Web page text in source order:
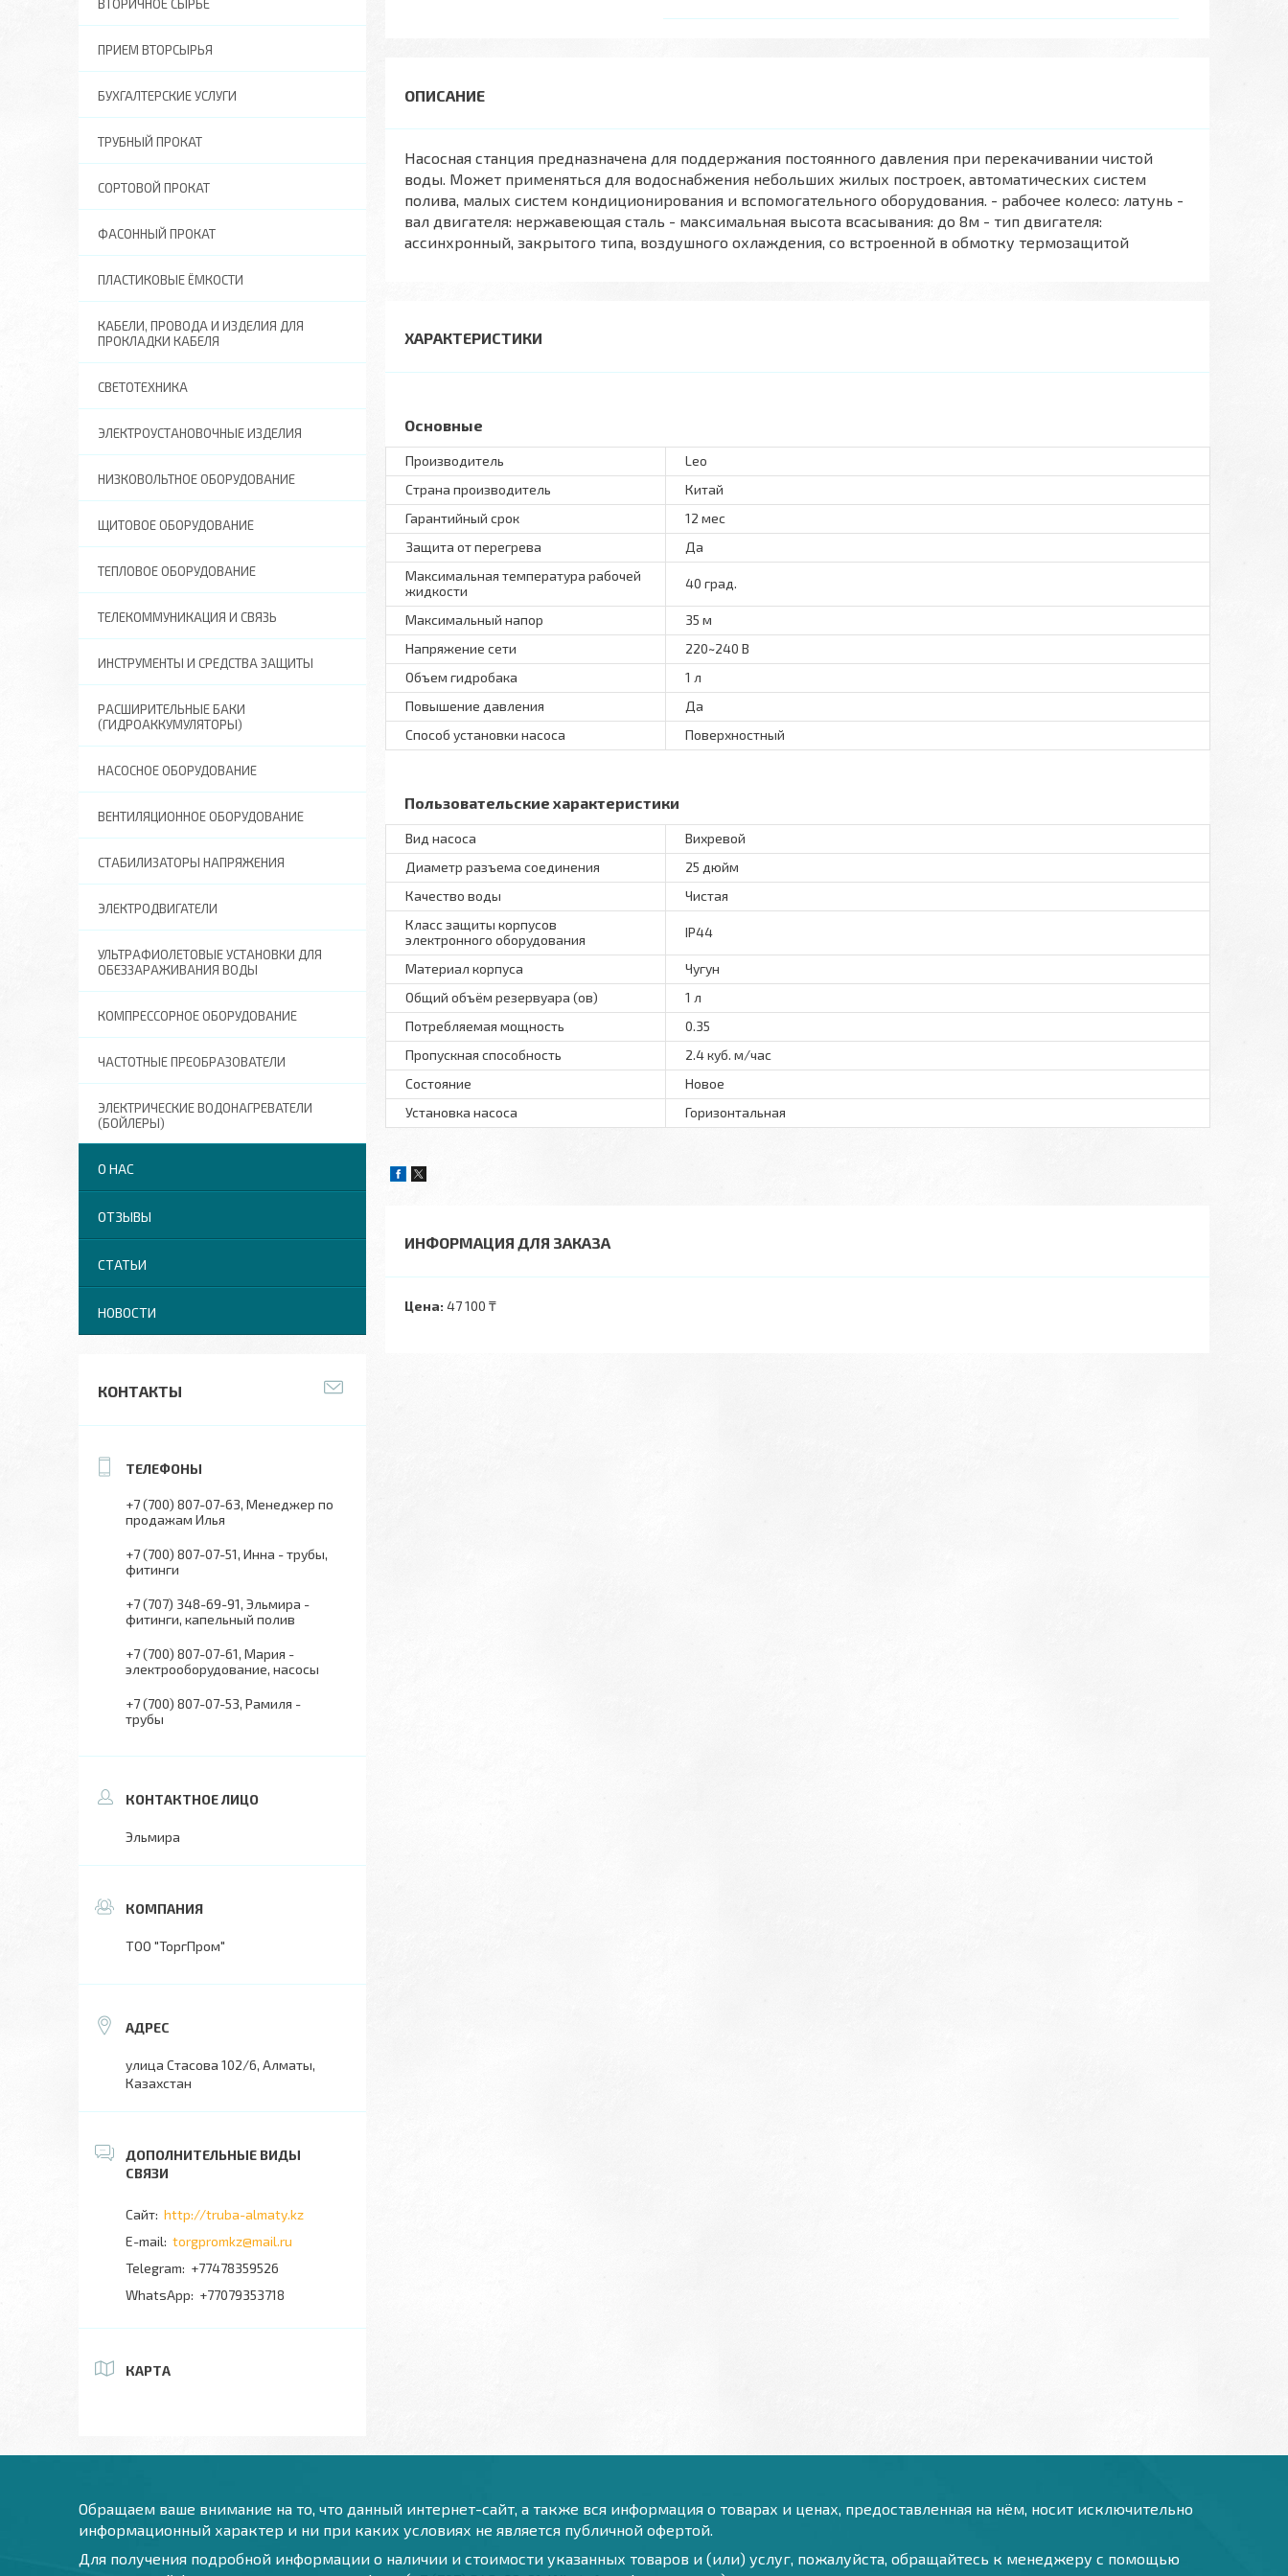
Насосная станция предназначена для поддержания постоянного давления при перекачивании чистой
воды. Может применяться для водоснабжения небольших жилых построек, автоматических систем
полива, малых систем кондиционирования и вспомогательного оборудования. - рабочее колесо: латунь -
вал двигателя: нержавеющая сталь - максимальная высота всасывания: до 8м - тип двигателя:
ассинхронный, закрытого типа, воздушного охлаждения, со встроенной в обмотку термозащитой
ХАРАКТЕРИСТИКИ
Основные
Производитель
Leo
Страна производитель
Китай
Гарантийный срок
12 мес
Защита от перегрева
Да
Максимальная температура рабочей
жидкости
40 град.
Максимальный напор
35 м
Напряжение сети
220~240 В
Объем гидробака
1 л
Повышение давления
Да
Способ установки насоса
Поверхностный
Пользовательские характеристики
Вид насоса
Вихревой
Диаметр разъема соединения
25 дюйм
Качество воды
Чистая
Класс защиты корпусов
электронного оборудования
IP44
Материал корпуса
Чугун
Общий объём резервуара (ов)
1 л
Потребляемая мощность
0.35
Пропускная способность
2.4 куб. м/час
Состояние
Новое
Установка насоса
Горизонтальная
ИНФОРМАЦИЯ ДЛЯ ЗАКАЗА
Цена: 47 100 ₸
ВТОРИЧНОЕ СЫРЬЕ
ПРИЕМ ВТОРСЫРЬЯ
БУХГАЛТЕРСКИЕ УСЛУГИ
ТРУБНЫЙ ПРОКАТ
СОРТОВОЙ ПРОКАТ
ФАСОННЫЙ ПРОКАТ
ПЛАСТИКОВЫЕ ЁМКОСТИ
КАБЕЛИ, ПРОВОДА И ИЗДЕЛИЯ ДЛЯ
ПРОКЛАДКИ КАБЕЛЯ
СВЕТОТЕХНИКА
ЭЛЕКТРОУСТАНОВОЧНЫЕ ИЗДЕЛИЯ
НИЗКОВОЛЬТНОЕ ОБОРУДОВАНИЕ
ЩИТОВОЕ ОБОРУДОВАНИЕ
ТЕПЛОВОЕ ОБОРУДОВАНИЕ
ТЕЛЕКОММУНИКАЦИЯ И СВЯЗЬ
ИНСТРУМЕНТЫ И СРЕДСТВА ЗАЩИТЫ
РАСШИРИТЕЛЬНЫЕ БАКИ
(ГИДРОАККУМУЛЯТОРЫ)
НАСОСНОЕ ОБОРУДОВАНИЕ
ВЕНТИЛЯЦИОННОЕ ОБОРУДОВАНИЕ
СТАБИЛИЗАТОРЫ НАПРЯЖЕНИЯ
ЭЛЕКТРОДВИГАТЕЛИ
УЛЬТРАФИОЛЕТОВЫЕ УСТАНОВКИ ДЛЯ
ОБЕЗЗАРАЖИВАНИЯ ВОДЫ
КОМПРЕССОРНОЕ ОБОРУДОВАНИЕ
ЧАСТОТНЫЕ ПРЕОБРАЗОВАТЕЛИ
ЭЛЕКТРИЧЕСКИЕ ВОДОНАГРЕВАТЕЛИ
(БОЙЛЕРЫ)
О НАС
ОТЗЫВЫ
СТАТЬИ
НОВОСТИ
КОНТАКТЫ
+7 (700) 807-07-63 Менеджер по
продажам Илья
+7 (700) 807-07-51 Инна - трубы,
фитинги
+7 (707) 348-69-91 Эльмира -
фитинги, капельный полив
+7 (700) 807-07-61 Мария -
электрооборудование, насосы
+7 (700) 807-07-53 Рамиля -
трубы
Эльмира
ТОО "ТоргПром"
улица Стасова 102/6, Алматы,
Казахстан
http://truba-almaty.kz
torgpromkz@mail.ru
+77478359526
+77079353718
КАРТА
Обращаем ваше внимание на то, что данный интернет-сайт, а также вся информация о товарах и ценах, предоставленная на нём, носит исключительно
информационный характер и ни при каких условиях не является публичной офертой.
Для получения подробной информации о наличии и стоимости указанных товаров и (или) услуг, пожалуйста, обращайтесь к менеджеру с помощью